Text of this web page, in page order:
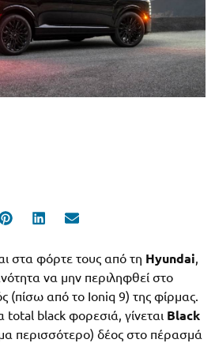
στα φόρτε τους από τη Hyundai,
να μην περιληφθεί στο
(πίσω από το Ioniq 9) της φίρμας.
total black φορεσιά, γίνεται Black
περισσότερο) δέος στο πέρασμά